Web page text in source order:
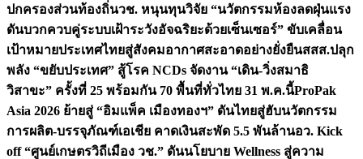
ปกครองส่วนท้องถิ่นวช. หนุนทุนวิจัย “นวัตกรรมห้องลดฝุ่นแรง
ดันบวกควบคู่ระบบเฝ้าระวังอัจฉริยะด้วยเซ็นเซอร์” ขับเคลื่อน
เป้าหมายประเทศไทยสู่สังคมอากาศสะอาดอย่างยั่งยืนสสส.ปลุก
พลัง “ขยับประเทศ” สู้โรค NCDs จัดงาน “เดิน-วิ่งสมาธิ
วิสาขะ” ครั้งที่ 25 พร้อมกัน 70 พื้นที่ทั่วไทย 31 พ.ค.นี้ProPak
Asia 2026 ย้ายสู่ “อิมแพ็ค เมืองทองฯ” ดันไทยสู่ฮับนวัตกรรม
การผลิต-บรรจุภัณฑ์เอเชีย คาดเงินสะพัด 5.5 พันล้านอว. Kick
off “ศูนย์เกษตรวิถีเมือง วช.” ดันนโยบาย Wellness สู่ความ